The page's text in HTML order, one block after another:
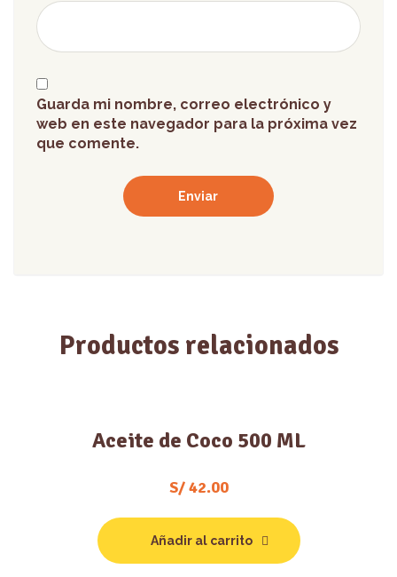
Guarda mi nombre, correo electrónico y
web en este navegador para la próxima vez
que comente.
Productos relacionados
Aceite de Coco 500 ML
S/42.00
Añadir al carrito